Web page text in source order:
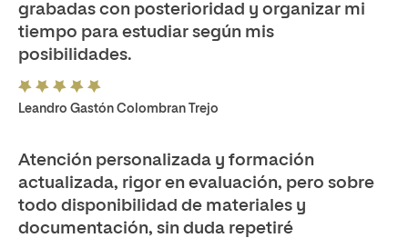
grabadas con posterioridad y organizar mi
tiempo para estudiar según mis
posibilidades.
Leandro Gastón Colombran Trejo
Atención personalizada y formación
actualizada, rigor en evaluación, pero sobre
todo disponibilidad de materiales y
documentación, sin duda repetiré